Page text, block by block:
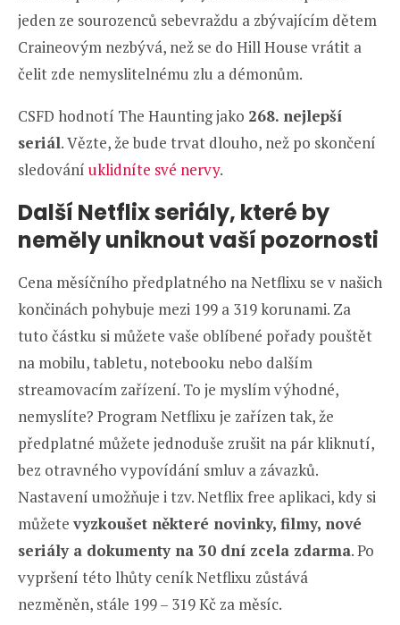
jeden ze sourozenců sebevraždu a zbývajícím dětem
Craineovým nezbývá, než se do Hill House vrátit a
čelit zde nemyslitelnému zlu a démonům.
CSFD hodnotí The Haunting jako 268. nejlepší
seriál. Vězte, že bude trvat dlouho, než po skončení
sledování uklidníte své nervy.
Další Netflix seriály, které by
neměly uniknout vaší pozornosti
Cena měsíčního předplatného na Netflixu se v našich
končinách pohybuje mezi 199 a 319 korunami. Za
tuto částku si můžete vaše oblíbené pořady pouštět
na mobilu, tabletu, notebooku nebo dalším
streamovacím zařízení. To je myslím výhodné,
nemyslíte? Program Netflixu je zařízen tak, že
předplatné můžete jednoduše zrušit na pár kliknutí,
bez otravného vypovídání smluv a závazků.
Nastavení umožňuje i tzv. Netflix free aplikaci, kdy si
můžete vyzkoušet některé novinky, filmy, nové
seriály a dokumenty na 30 dní zcela zdarma. Po
vypršení této lhůty ceník Netflixu zůstává
nezměněn, stále 199 – 319 Kč za měsíc.